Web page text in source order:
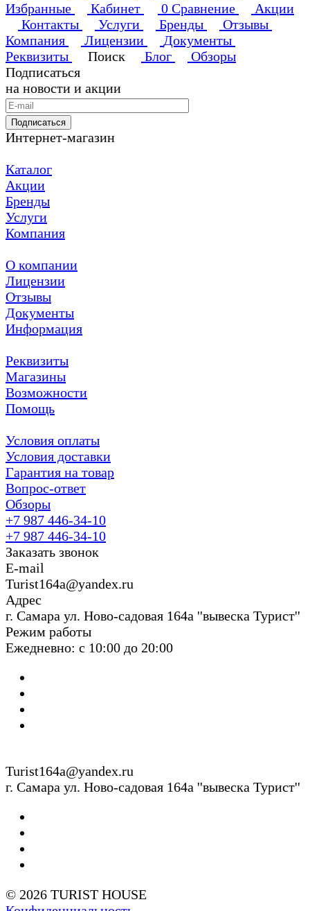
Избранные
Кабинет 0 Сравнение
Акции
Контакты
Услуги Бренды
Отзывы
Компания
Лицензии
Документы
Реквизиты
Поиск Блог
Обзоры
Подписаться
на новости и акции
Подписаться
Интернет-магазин
Каталог
Акции
Бренды
Услуги
Компания
О компании
Лицензии
Отзывы
Документы
Информация
Реквизиты
Магазины
Возможности
Помощь
Условия оплаты
Условия доставки
Гарантия на товар
Вопрос-ответ
Обзоры
+7 987 446-34-10
+7 987 446-34-10
Заказать звонок
E-mail
Turist164a@yandex.ru
Адрес
г. Cамара ул. Ново-садовая 164а ''вывеска Турист''
Режим работы
Ежедневно: с 10:00 до 20:00
Turist164a@yandex.ru
г. Cамара ул. Ново-садовая 164а ''вывеска Турист''
© 2026 TURIST HOUSE